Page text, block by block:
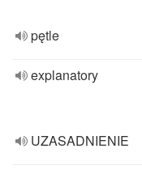
pętle
explanatory
UZASADNIENIE